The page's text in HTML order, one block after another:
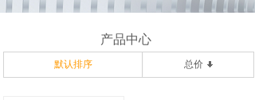
产品中心
默认排序 总价